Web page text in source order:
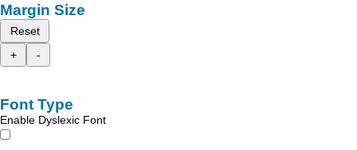
Margin Size
Reset
+
-
Font Type
Enable Dyslexic Font